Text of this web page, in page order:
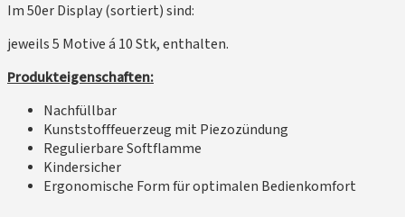
Im 50er Display (sortiert) sind:
jeweils 5 Motive á 10 Stk, enthalten.
Produkteigenschaften:
Nachfüllbar
Kunststofffeuerzeug mit Piezozündung
Regulierbare Softflamme
Kindersicher
Ergonomische Form für optimalen Bedienkomfort